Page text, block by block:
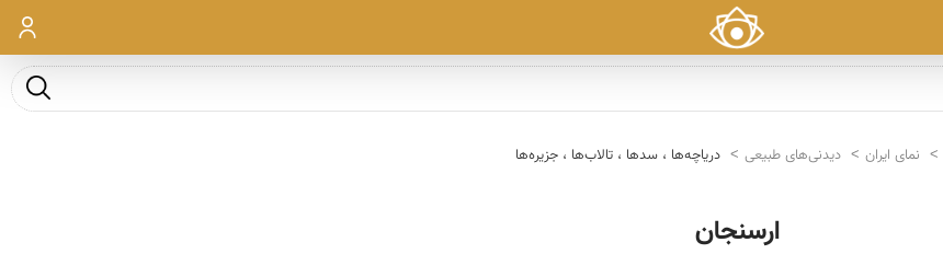
ورود
جست و
نمای ایران دیدنی‌های طبیعی دریاچه‌ها ، سدها ، تالاب‌ها ، جزیره‌ها
ارسنجان